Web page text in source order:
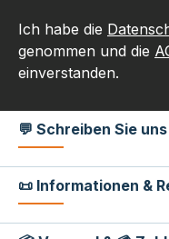
Ich habe die
genommen und die
einverstanden.
💬 Schreiben Sie
📜 Informationen &